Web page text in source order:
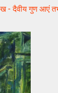
- दैवीय गुण आएं